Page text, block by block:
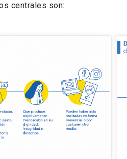
centrales son: